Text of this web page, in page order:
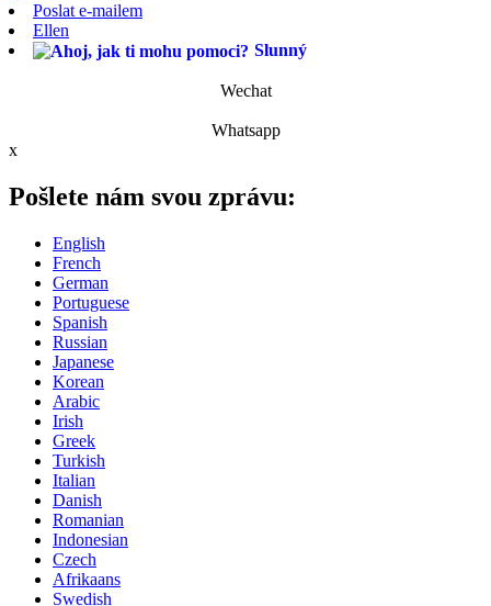
Poslat e-mailem
Ellen
Slunný
Wechat
Whatsapp
x
Pošlete nám svou zprávu:
English
French
German
Portuguese
Spanish
Russian
Japanese
Korean
Arabic
Irish
Greek
Turkish
Italian
Danish
Romanian
Indonesian
Czech
Afrikaans
Swedish